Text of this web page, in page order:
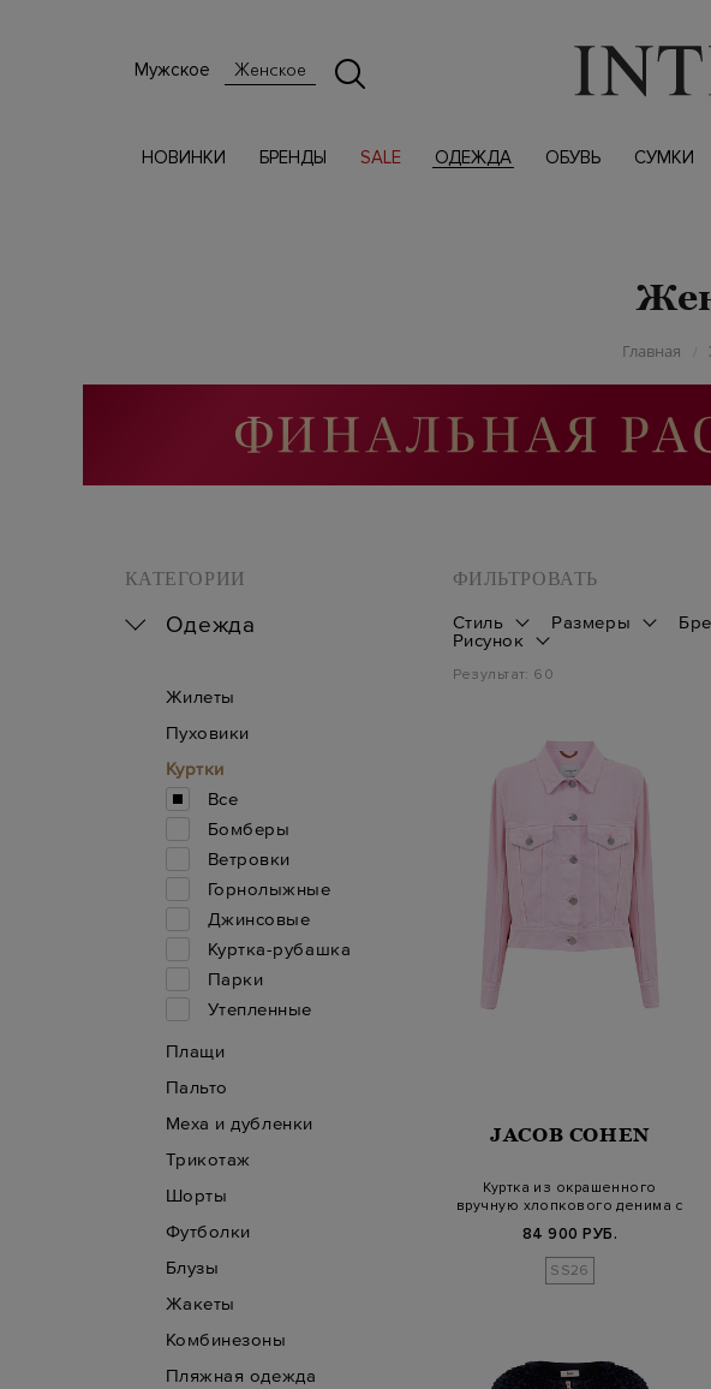
Мужское Женское
НОВИНКИ БРЕНДЫ SALE ОДЕЖДА ОБУВЬ СУМКИ
Главная /
КАТЕГОРИИ
Одежда
Жилеты
Пуховики
Куртки
Все
Бомберы
Ветровки
Горнолыжные
Джинсовые
Куртка-рубашка
Парки
Утепленные
Плащи
Пальто
Меха и дубленки
Трикотаж
Шорты
Футболки
Блузы
Жакеты
Комбинезоны
Пляжная одежда
ФИЛЬТРОВАТЬ
Стиль Размеры
Рисунок
Результат: 60
JACOB COHEN
Куртка из окрашенного
вручную хлопкового денима с
84 900 РУБ.
SS26